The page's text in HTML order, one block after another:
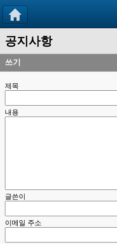
공지사항
쓰기
제목
내용
글쓴이
이메일 주소